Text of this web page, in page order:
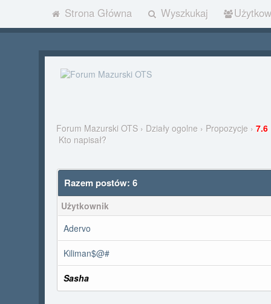
Strona Główna Wyszkukaj
Forum Mazurski OTS › Działy ogolne › Propozycje ›7.6
Kto napisał?
Razem postów: 6
Użytkownik
Adervo
Kiliman$@#
Sasha